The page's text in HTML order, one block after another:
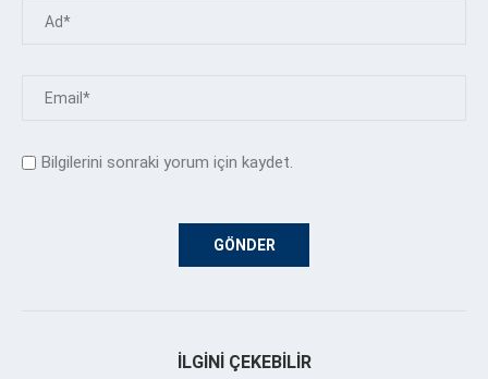
Bilgilerini sonraki yorum için kaydet.
İLGINI ÇEKEBILIR